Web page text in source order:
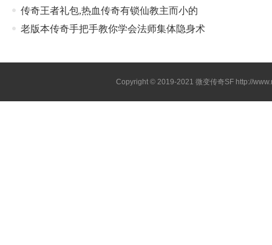
传奇王者礼包,热血传奇有锁仙教主而小的
老版本传奇手把手教你学会法师集体隐身术
Copyright © 2019-2021 微变传奇SF http://